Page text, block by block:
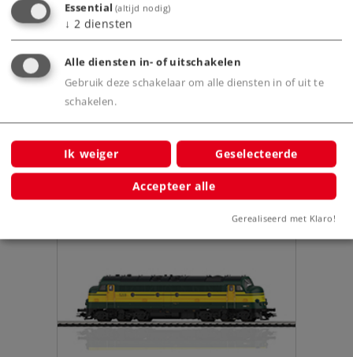
Product
Productinfo
Bijbehorende producten
Essential (altijd nodig)
↓ 2 diensten
Alle diensten in- of uitschakelen
Gebruik deze schakelaar om alle diensten in of uit te
schakelen.
Ik weiger Geselecteerde
Accepteer alle
Gerealiseerd met Klaro!